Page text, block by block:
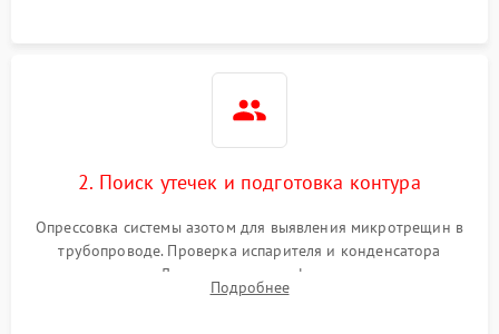
2. Поиск утечек и подготовка контура
Опрессовка системы азотом для выявления микротрещин в
трубопроводе. Проверка испарителя и конденсатора
течеискателем. Демонтаж старого фильтра-осушителя и
продувка капиллярной трубки для устранения засоров.
Подробнее